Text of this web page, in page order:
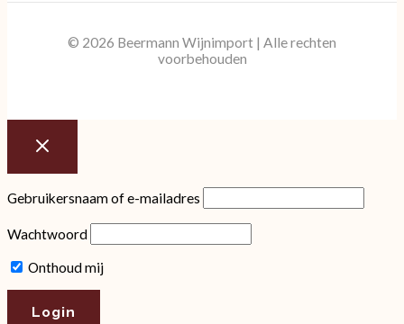
© 2026 Beermann Wijnimport | Alle rechten
voorbehouden
Gebruikersnaam of e-mailadres
Wachtwoord
Onthoud mij